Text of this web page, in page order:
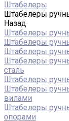
Штабелеры
Штабелеры
Назад
Штабелеры
Штабелеры
Штабелеры
Штабелеры
сталь
Штабелеры
Штабелеры
вилами
Штабелеры
опорами